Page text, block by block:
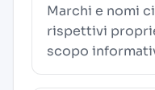
Marchi e nomi
rispettivi
scopo